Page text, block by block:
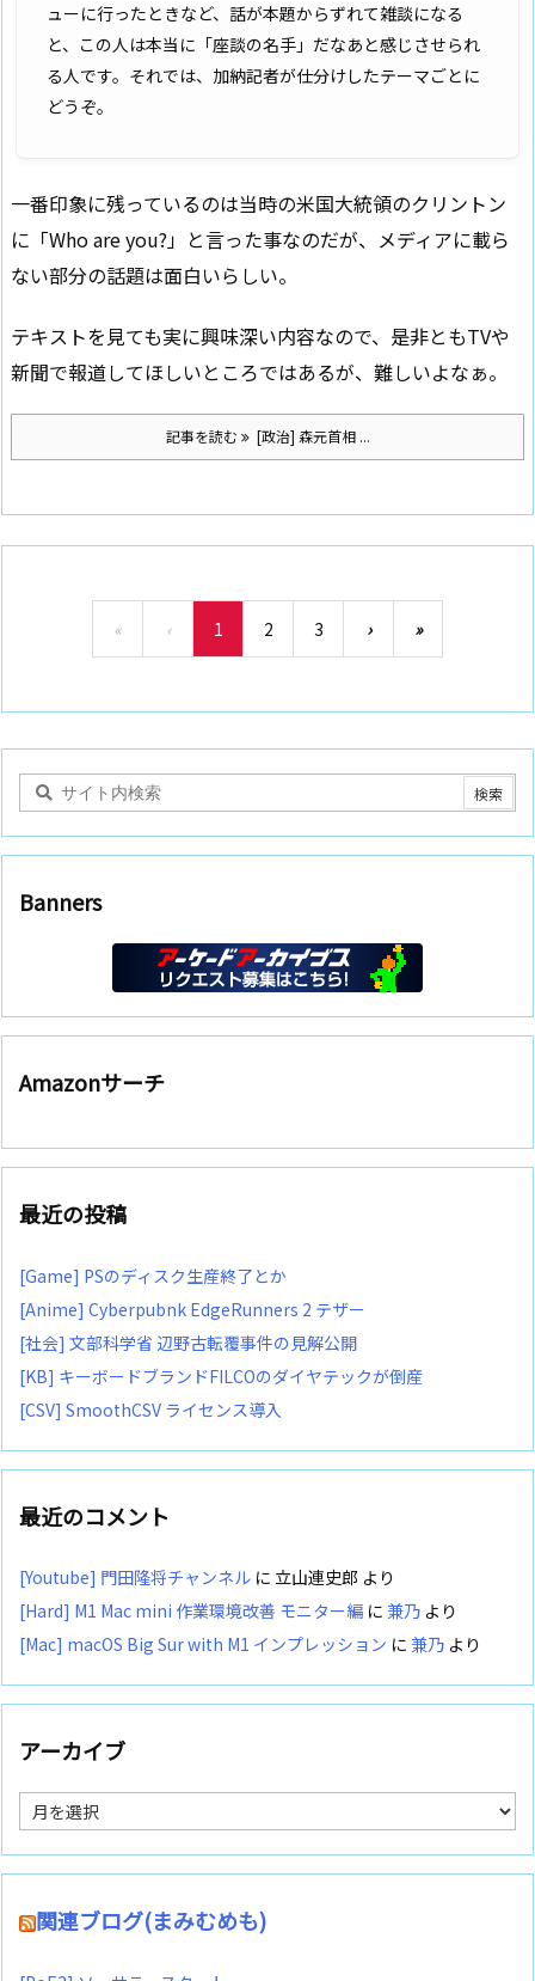
ューに行ったときなど、話が本題からずれて雑談になる
と、この人は本当に「座談の名手」だなあと感じさせられ
る人です。それでは、加納記者が仕分けしたテーマごとに
どうぞ。
一番印象に残っているのは当時の米国大統領のクリントン
に「Who are you?」と言った事なのだが、メディアに載ら
ない部分の話題は面白いらしい。
テキストを見ても実に興味深い内容なので、是非ともTVや
新聞で報道してほしいところではあるが、難しいよなぁ。
記事を読む [政治] 森元首相 ...
« ‹ 1 2 3 › »
Banners
Amazonサーチ
最近の投稿
[Game] PSのディスク生産終了とか
[Anime] Cyberpubnk EdgeRunners 2 テザー
[社会] 文部科学省 辺野古転覆事件の見解公開
[KB] キーボードブランドFILCOのダイヤテックが倒産
[CSV] SmoothCSV ライセンス導入
最近のコメント
[Youtube] 門田隆将チャンネル に 立山連史郎 より
[Hard] M1 Mac mini 作業環境改善 モニター編 に 兼乃 より
[Mac] macOS Big Sur with M1 インプレッション に 兼乃 より
アーカイブ
ア
ー
カ
イ
関連ブログ(まみむめも)